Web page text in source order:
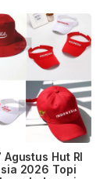
Agustus Hut RI
2026 Topi